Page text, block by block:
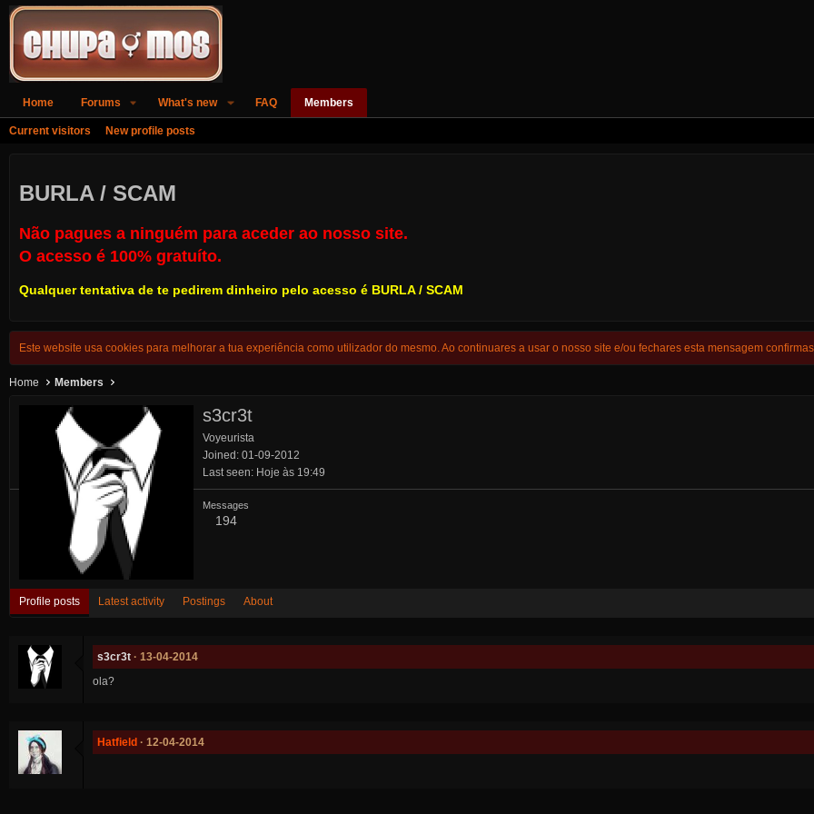
Home Forums What's new FAQ Members
Current visitors New profile posts
BURLA / SCAM
Não pagues a ninguém para aceder ao nosso site.
O acesso é 100% gratuíto.
Qualquer tentativa de te pedirem dinheiro pelo acesso é BURLA / SCAM
Este website usa cookies para melhorar a tua experiência como utilizador do mesmo. Ao continuares a usar o nosso site e/ou fechares esta mensagem
Home Members
s3cr3t
Voyeurista
Joined 01-09-2012
Last seen
Hoje às 19:49
Messages
194
Profile posts Latest activity Postings About
s3cr3t
13-04-2014
ola?
Hatfield 12-04-2014